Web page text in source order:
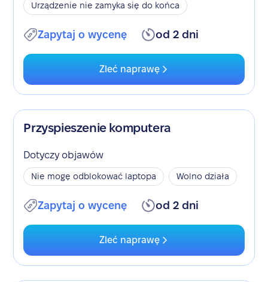
Urządzenie nie zamyka się do końca
Zapytaj o wycenę od 2 dni
Zleć naprawę
Przyspieszenie komputera
Dotyczy objawów
Nie mogę odblokować laptopa Wolno działa
Zapytaj o wycenę od 2 dni
Zleć naprawę